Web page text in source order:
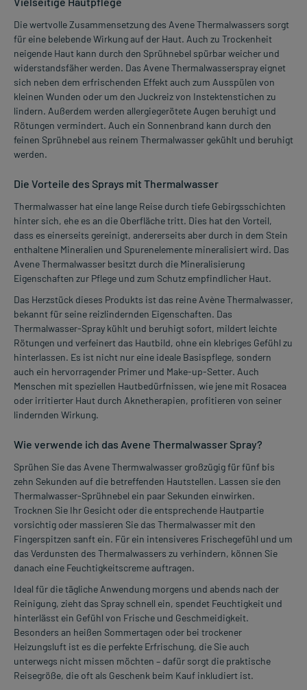
Die wertvolle Zusammensetzung des Avene Thermalwassers sorgt
für eine belebende Wirkung auf der Haut. Auch zu Trockenheit
neigende Haut kann durch den Sprühnebel spürbar weicher und
widerstandsfäher werden. Das Avene Thermalwasserspray eignet
sich neben dem erfrischenden Effekt auch zum Ausspülen von
kleinen Wunden oder um den Juckreiz von Instektenstichen zu
lindern. Außerdem werden allergiegerötete Augen beruhigt und
Rötungen vermindert. Auch ein Sonnenbrand kann durch den
feinen Sprühnebel aus reinem Thermalwasser gekühlt und beruhigt
werden.
Die Vorteile des Sprays mit Thermalwasser
Thermalwasser hat eine lange Reise durch tiefe Gebirgsschichten
hinter sich, ehe es an die Oberfläche tritt. Dies hat den Vorteil,
dass es einerseits gereinigt, andererseits aber durch in dem Stein
enthaltene Mineralien und Spurenelemente mineralisiert wird. Das
Avene Thermalwasser besitzt durch die Mineralisierung
Eigenschaften zur Pflege und zum Schutz empfindlicher Haut.
Das Herzstück dieses Produkts ist das reine Avène Thermalwasser,
bekannt für seine reizlindernden Eigenschaften. Das
Thermalwasser-Spray kühlt und beruhigt sofort, mildert leichte
Rötungen und verfeinert das Hautbild, ohne ein klebriges Gefühl zu
hinterlassen. Es ist nicht nur eine ideale Basispflege, sondern
auch ein hervorragender Primer und Make-up-Setter. Auch
Menschen mit speziellen Hautbedürfnissen, wie jene mit Rosacea
oder irritierter Haut durch Aknetherapien, profitieren von seiner
lindernden Wirkung.
Wie verwende ich das Avene Thermalwasser Spray?
Sprühen Sie das Avene Thermwalwasser großzügig für fünf bis
zehn Sekunden auf die betreffenden Hautstellen. Lassen sie den
Thermalwasser-Sprühnebel ein paar Sekunden einwirken.
Trocknen Sie Ihr Gesicht oder die entsprechende Hautpartie
vorsichtig oder massieren Sie das Thermalwasser mit den
Fingerspitzen sanft ein. Für ein intensiveres Frischegefühl und um
das Verdunsten des Thermalwassers zu verhindern, können Sie
danach eine Feuchtigkeitscreme auftragen.
Ideal für die tägliche Anwendung morgens und abends nach der
Reinigung, zieht das Spray schnell ein, spendet Feuchtigkeit und
hinterlässt ein Gefühl von Frische und Geschmeidigkeit.
Besonders an heißen Sommertagen oder bei trockener
Heizungsluft ist es die perfekte Erfrischung, die Sie auch
unterwegs nicht missen möchten – dafür sorgt die praktische
Reisegröße, die oft als Geschenk beim Kauf inkludiert ist.